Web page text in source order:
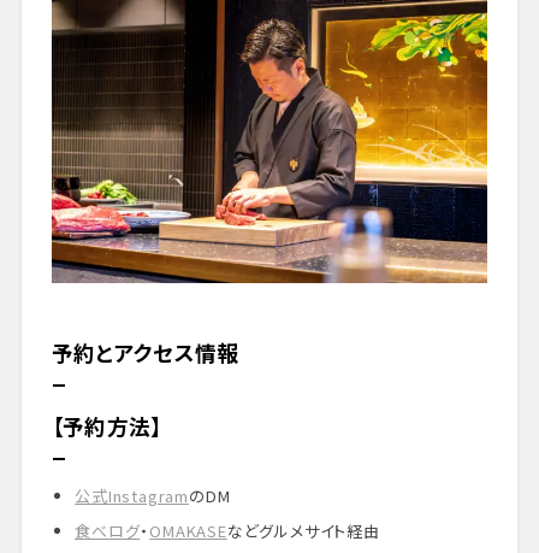
予約とアクセス情報
【予約方法】
公式InstagramのDM
食べログ・ OMAKASEなどグルメサイト経由